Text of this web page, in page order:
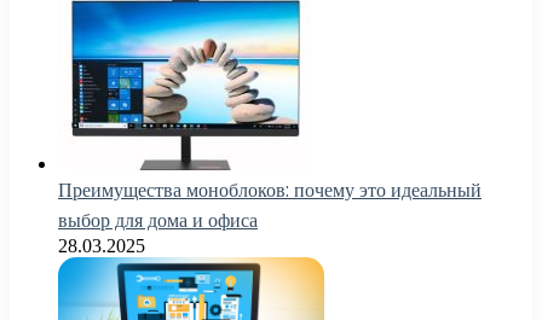
Преимущества моноблоков: почему это идеальный
выбор для дома и офиса
28.03.2025